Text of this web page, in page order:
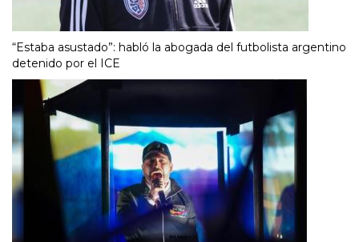
“Estaba asustado”: habló la abogada del futbolista argentino
detenido por el ICE